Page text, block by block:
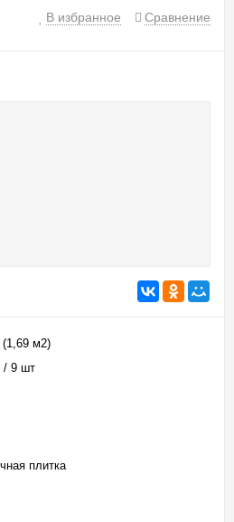
В избранное Сравнение
(1,69 м2)
/ 9 шт
плитка